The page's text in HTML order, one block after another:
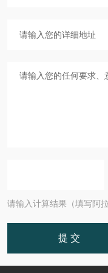
请输入计算结果（填写阿